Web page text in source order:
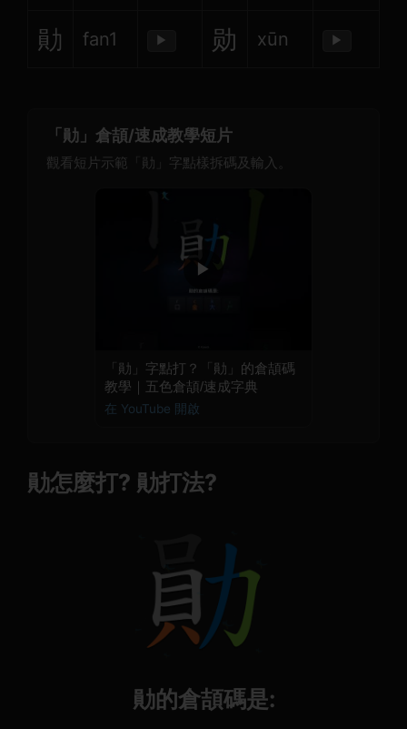
勛 fan1 ▶ 勋 xūn ▶
「勛」倉頡/速成教學短片
觀看短片示範「勛」字點樣拆碼及輸入。
▶
「勛」字點打？「勛」的倉頡碼
教學｜五色倉頡/速成字典
在 YouTube 開啟
勛怎麼打? 勛打法?
勛的倉頡碼是: